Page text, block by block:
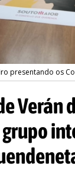
presentando os